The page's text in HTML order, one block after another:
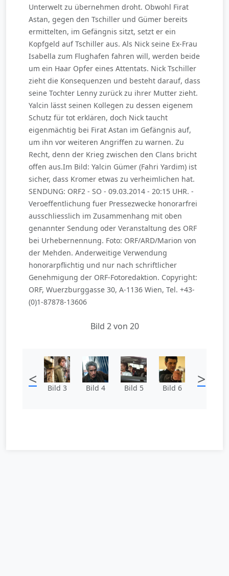
Unterwelt zu übernehmen droht. Obwohl Firat
Astan, gegen den Tschiller und Gümer bereits
ermittelten, im Gefängnis sitzt, setzt er ein
Kopfgeld auf Tschiller aus. Als Nick seine Ex-Frau
Isabella zum Flughafen fahren will, werden beide
um ein Haar Opfer eines Attentats. Nick Tschiller
zieht die Konsequenzen und besteht darauf, dass
seine Tochter Lenny zurück zu ihrer Mutter zieht.
Yalcin lässt seinen Kollegen zu dessen eigenem
Schutz für tot erklären, doch Nick taucht
eigenmächtig bei Firat Astan im Gefängnis auf,
um ihn vor weiteren Angriffen zu warnen. Zu
Recht, denn der Krieg zwischen den Clans bricht
offen aus.Im Bild: Yalcin Gümer (Fahri Yardim) ist
sicher, dass Kromer etwas zu verheimlichen hat.
SENDUNG: ORF2 - SO - 09.03.2014 - 20:15 UHR. -
Veroeffentlichung fuer Pressezwecke honorarfrei
ausschliesslich im Zusammenhang mit oben
genannter Sendung oder Veranstaltung des ORF
bei Urhebernennung. Foto: ORF/ARD/Marion von
der Mehden. Anderweitige Verwendung
honorarpflichtig und nur nach schriftlicher
Genehmigung der ORF-Fotoredaktion. Copyright:
ORF, Wuerzburggasse 30, A-1136 Wien, Tel. +43-
(0)1-87878-13606
Bild 2 von 20
< Bild 3 Bild 4 Bild 5 Bild 6 >